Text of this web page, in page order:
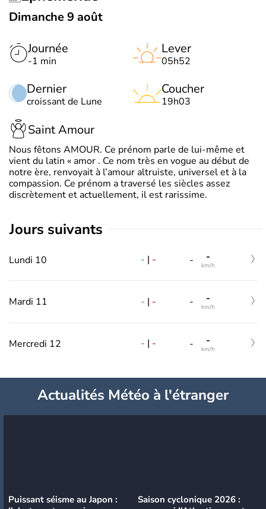
Dimanche 9 août
Journée
-1 min
Dernier
croissant de Lune
Lever
05h52
Coucher
19h03
Saint Amour
Nous fêtons AMOUR. Ce prénom parle de lui-même et
vient du latin « amor . Ce nom très en vogue au début de
notre ère, renvoyait à l’amour altruiste, universel et à la
compassion. Ce prénom a traversé les siècles assez
discrètement et actuellement, il est rarissime.
jours suivants
Lundi 10 - | - - -
km/h
Mardi 11 - | - - -
km/h
Mercredi 12 - | - - -
km/h
Actualités Météo à l'étranger
Puissant séisme au Japon :
Saison cyclonique 2026 :